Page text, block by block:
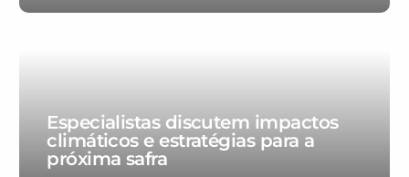
Especialistas discutem impactos
climáticos e estratégias para a
próxima safra